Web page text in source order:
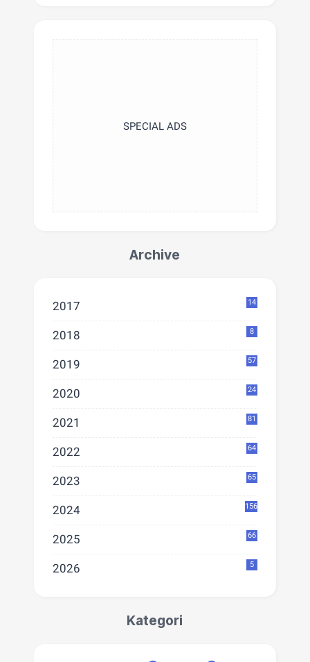
SPECIAL ADS
Archive
2017 14
2018 8
2019 57
2020 24
2021 81
2022 64
2023 65
2024 156
2025 66
2026 5
Kategori